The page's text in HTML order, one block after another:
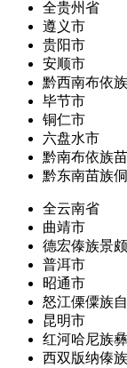
全贵州省
遵义市
贵阳市
安顺市
黔西南布依
毕节市
铜仁市
六盘水市
黔南布依族
黔东南苗族
全云南省
曲靖市
德宏傣族景
普洱市
昭通市
怒江傈僳族
昆明市
红河哈尼族
西双版纳傣